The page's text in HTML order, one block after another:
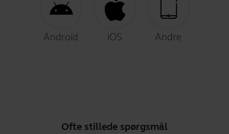
Android iOS Andre
Ofte stillede spørgsmål